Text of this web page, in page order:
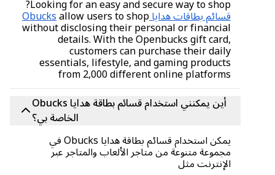
Looking for an easy and secure way to shop?
قسائم بطاقات هدايا Obucksallow users to shop
without disclosing their personal or financial
details. With the Openbucks gift card,
customers can purchase their daily
essentials, lifestyle, and gaming products
from 2,000 different online platforms
أين يمكنني استخدام قسائم بطاقة هدايا Obucks
الخاصة بي؟
يمكن استخدام قسائم بطاقة هدايا Obucks في
مجموعة متنوعة من متاجر الألعاب والمتاجر عبر
الإنترنت مثل